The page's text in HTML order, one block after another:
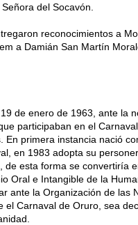
del Socavón.
reconocimientos a
a Damián San Martín
de enero de 1963, ante la
participaban en el
En primera instancia nació
en 1983 adopta su
de esta forma se convertiría
Oral e Intangible de la
ante la Organización de las
el Carnaval de Oruro, sea